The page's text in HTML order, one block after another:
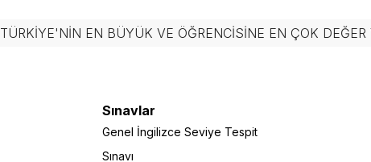
TÜRKIYE'NIN EN BÜYÜK VE ÖĞRENCISINE EN ÇOK DEĞER
Sınavlar
Genel İngilizce Seviye Tespit
Sınavı